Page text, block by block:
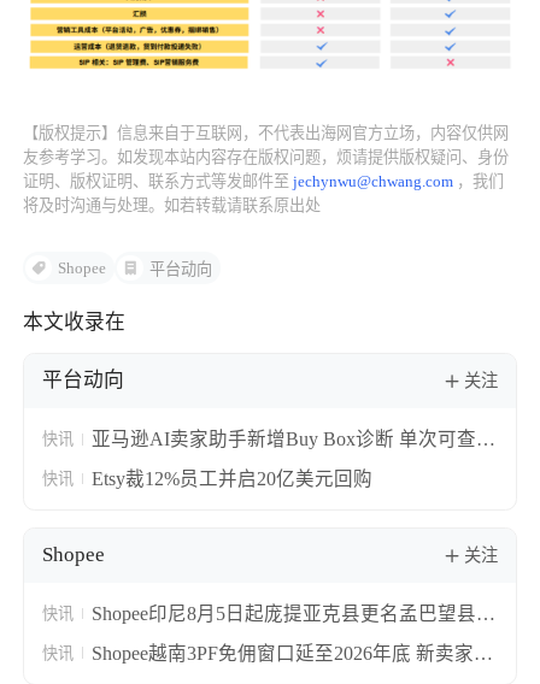
【版权提示】信息来自于互联网，不代表出海网官方立场，内容仅供网
友参考学习。如发现本站内容存在版权问题，烦请提供版权疑问、身份
证明、版权证明、联系方式等发邮件至jechynwu@chwang.com ，我们
将及时沟通与处理。如若转载请联系原出处
Shopee 平台动向
本文收录在
平台动向 关注
快讯
亚马逊AI卖家助手新增Buy Box诊断 单次可查10
个ASIN失分原因
快讯 Etsy裁12%员工并启20亿美元回购
Shopee 关注
快讯
Shopee印尼8月5日起庞提亚克县更名孟巴望县
地址自动批量更新
快讯
Shopee越南3PF免佣窗口延至2026年底 新卖家最